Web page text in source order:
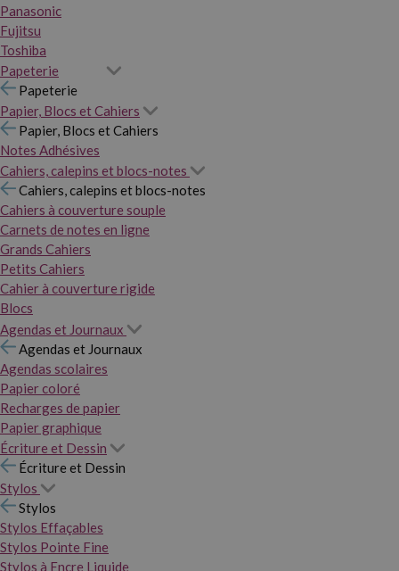
Panasonic
Fujitsu
Toshiba
Papeterie
Papeterie
Papier, Blocs et Cahiers
Papier, Blocs et Cahiers
Notes Adhésives
Cahiers, calepins et blocs-notes
Cahiers, calepins et blocs-notes
Cahiers à couverture souple
Carnets de notes en ligne
Grands Cahiers
Petits Cahiers
Cahier à couverture rigide
Blocs
Agendas et Journaux
Agendas et Journaux
Agendas scolaires
Papier coloré
Recharges de papier
Papier graphique
Écriture et Dessin
Écriture et Dessin
Stylos
Stylos
Stylos Effaçables
Stylos Pointe Fine
Stylos à Encre Liquide